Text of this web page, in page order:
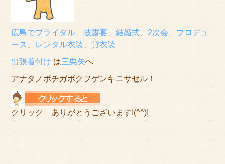
広島でブライダル、披露宴、結婚式、2次会、プロデュ
ース 、 レンタル衣装、貸衣装
出張着付け は三栗矢へ
アナタノポチガボクヲゲンキニサセル！
クリック ありがとうございます!(^^)!